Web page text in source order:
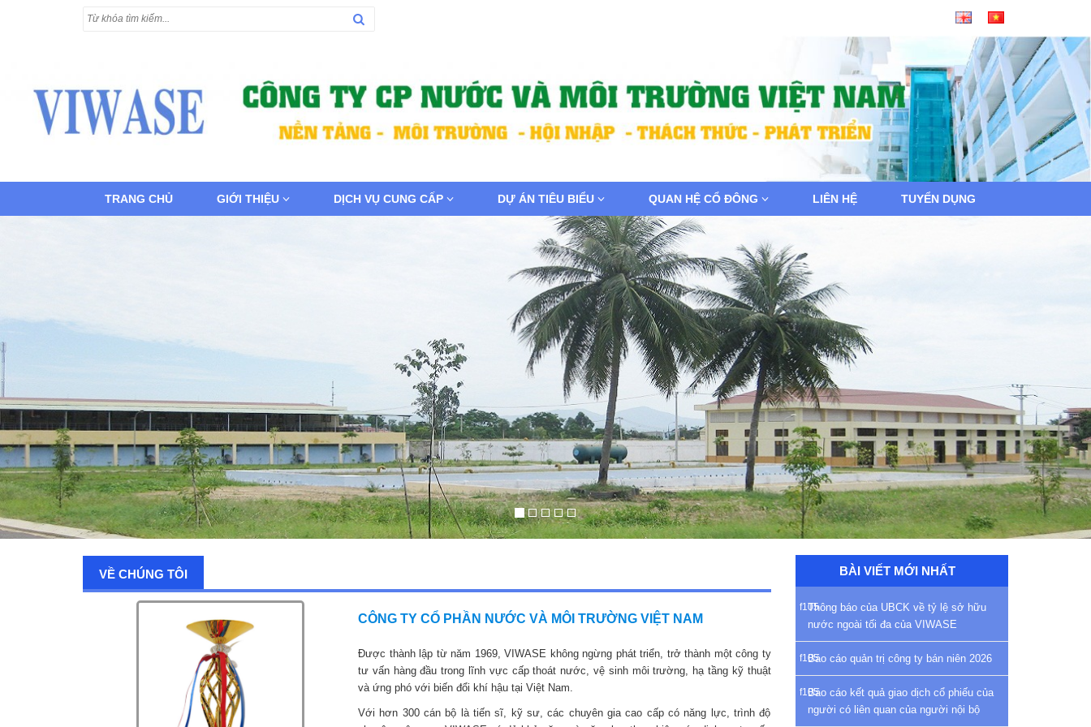
TRANG CHỦ GIỚI THIỆU DỊCH VỤ CUNG CẤP DỰ ÁN TIÊU BIỂU QUAN HỆ CỔ ĐÔNG LIÊN HỆ TUYỂN DỤNG
VỀ CHÚNG TÔI
CÔNG TY CỔ PHẦN NƯỚC VÀ MÔI TRƯỜNG VIỆT NAM
Được thành lập từ năm 1969, VIWASE không ngừng phát triển, trở thành một công ty
tư vấn hàng đầu trong lĩnh vực cấp thoát nước, vệ sinh môi trường, hạ tầng kỹ thuật
và ứng phó với biến đổi khí hậu tại Việt Nam.
Với hơn 300 cán bộ là tiến sĩ, kỹ sư, các chuyên gia cao cấp có năng lực, trình độ
BÀI VIẾT MỚI NHẤT
Thông báo của UBCK về tỷ lệ sở hữu
nước ngoài tối đa của VIWASE
Báo cáo quản trị công ty bán niên 2026
Báo cáo kết quả giao dịch cổ phiếu của
người có liên quan của người nội bộ